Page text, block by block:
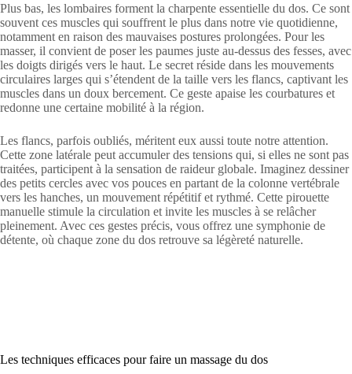
Plus bas, les lombaires forment la charpente essentielle du dos. Ce sont
souvent ces muscles qui souffrent le plus dans notre vie quotidienne,
notamment en raison des mauvaises postures prolongées. Pour les
masser, il convient de poser les paumes juste au-dessus des fesses, avec
les doigts dirigés vers le haut. Le secret réside dans les mouvements
circulaires larges qui s’étendent de la taille vers les flancs, captivant les
muscles dans un doux bercement. Ce geste apaise les courbatures et
redonne une certaine mobilité à la région.
Les flancs, parfois oubliés, méritent eux aussi toute notre attention.
Cette zone latérale peut accumuler des tensions qui, si elles ne sont pas
traitées, participent à la sensation de raideur globale. Imaginez dessiner
des petits cercles avec vos pouces en partant de la colonne vertébrale
vers les hanches, un mouvement répétitif et rythmé. Cette pirouette
manuelle stimule la circulation et invite les muscles à se relâcher
pleinement. Avec ces gestes précis, vous offrez une symphonie de
détente, où chaque zone du dos retrouve sa légèreté naturelle.
Les techniques efficaces pour faire un massage du dos